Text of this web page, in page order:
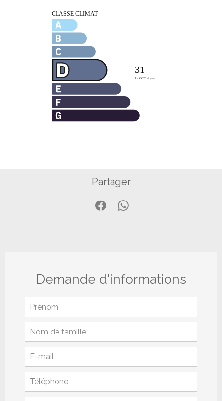
Partager
Demande d'informations